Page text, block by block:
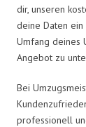
dir, unseren
deine Daten
Umfang deines
Angebot zu
Bei
professionell